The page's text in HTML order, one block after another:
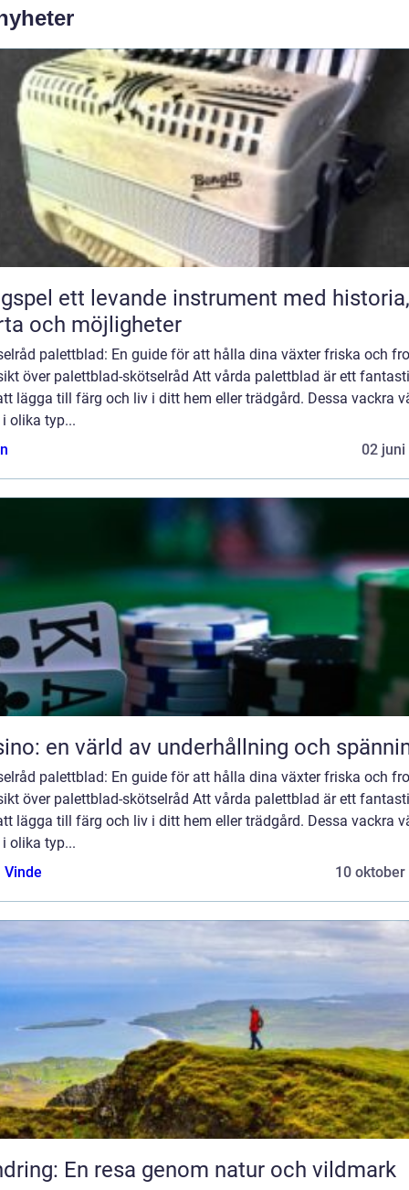
med historia,
och möjligheter
palettblad: En guide för att hålla dina växter friska och
över palettblad-skötselråd Att vårda palettblad är ett
lägga till färg och liv i ditt hem eller trädgård. Dessa vackra
olika typ...
02 juni
en värld av underhållning och
palettblad: En guide för att hålla dina växter friska och
över palettblad-skötselråd Att vårda palettblad är ett
lägga till färg och liv i ditt hem eller trädgård. Dessa vackra
olika typ...
Vinde
10 oktober
En resa genom natur och vildmark